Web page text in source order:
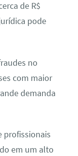
de R$
pode
no
com maior
demanda
profissionais
em um alto